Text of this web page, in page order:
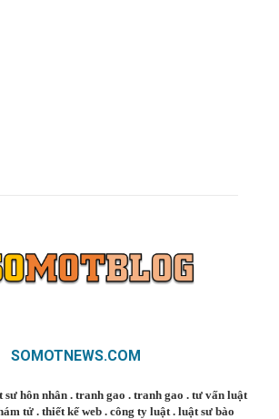
SOMOTNEWS.COM
sư hôn nhân . tranh gao . tranh gao . tư vấn luật
tử . thiết kế web . công ty luật . luật sư bào